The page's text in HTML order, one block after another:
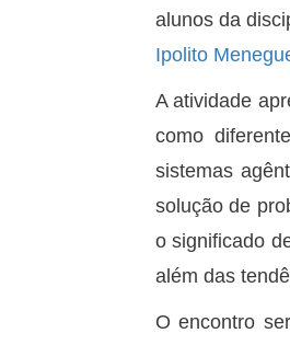
alunos da
Ipolito
A atividade
como
sistemas
solução de
o significado
além das
O encontro